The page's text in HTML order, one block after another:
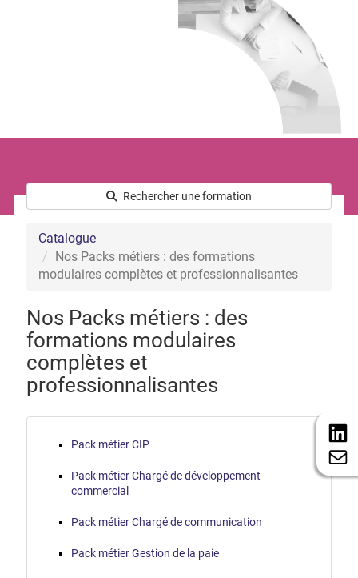
Rechercher une formation
Catalogue
Nos Packs métiers : des formations
modulaires complètes et professionnalisantes
Nos Packs métiers : des
formations modulaires
complètes et
professionnalisantes
Pack métier CIP
Pack métier Chargé de développement
commercial
Pack métier Chargé de communication
Pack métier Gestion de la paie
Le développement commercial